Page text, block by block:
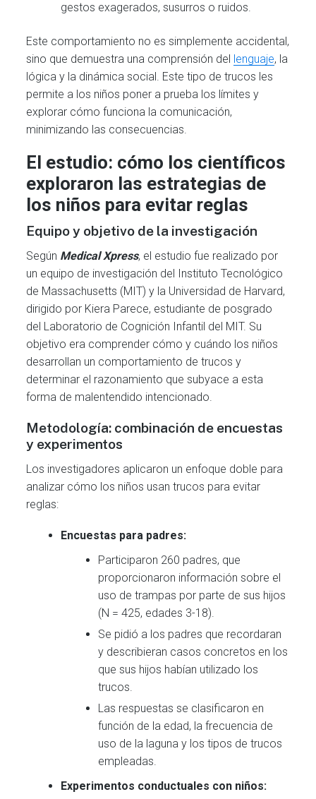
gestos exagerados, susurros o ruidos.
Este comportamiento no es simplemente accidental,
sino que demuestra una comprensión del lenguaje, la
lógica y la dinámica social. Este tipo de trucos les
permite a los niños poner a prueba los límites y
explorar cómo funciona la comunicación,
minimizando las consecuencias.
El estudio: cómo los científicos
exploraron las estrategias de
los niños para evitar reglas
Equipo y objetivo de la investigación
Según Medical Xpress, el estudio fue realizado por
un equipo de investigación del Instituto Tecnológico
de Massachusetts (MIT) y la Universidad de Harvard,
dirigido por Kiera Parece, estudiante de posgrado
del Laboratorio de Cognición Infantil del MIT. Su
objetivo era comprender cómo y cuándo los niños
desarrollan un comportamiento de trucos y
determinar el razonamiento que subyace a esta
forma de malentendido intencionado.
Metodología: combinación de encuestas
y experimentos
Los investigadores aplicaron un enfoque doble para
analizar cómo los niños usan trucos para evitar
reglas:
Encuestas para padres:
Participaron 260 padres, que
proporcionaron información sobre el
uso de trampas por parte de sus hijos
(N = 425, edades 3-18).
Se pidió a los padres que recordaran
y describieran casos concretos en los
que sus hijos habían utilizado los
trucos.
Las respuestas se clasificaron en
función de la edad, la frecuencia de
uso de la laguna y los tipos de trucos
empleadas.
Experimentos conductuales con niños: